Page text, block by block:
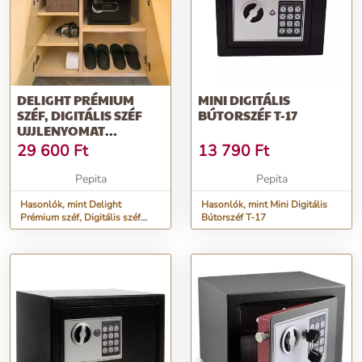
DELIGHT PRÉMIUM
SZÉF, DIGITÁLIS SZÉF
UJJLENYOMAT
OLVASÓVAL ÉS GOM...
29 600 Ft
Pepita
Hasonlók, mint Delight
Prémium széf, Digitális széf
ujjlenyomat olvasóval és gom...
MINI DIGITÁLIS
BÚTORSZÉF T-17
13 790 Ft
Pepita
Hasonlók, mint Mini Digitális
Bútorszéf T-17